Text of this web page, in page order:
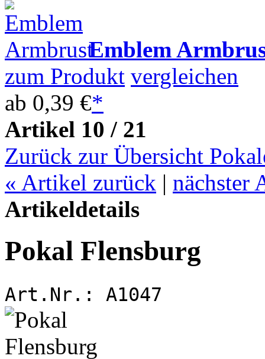
Emblem
zum Produkt vergleichen
ab 0,39 €*
Artikel 10 / 21
Zurück zur Übersicht
« Artikel zurück | nächster
Artikeldetails
Pokal Flensburg
Art.Nr.: A1047